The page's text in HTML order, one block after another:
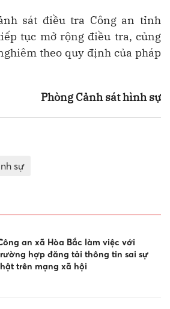
sát điều tra Công an tỉnh
tục mở rộng điều tra, củng
theo quy định của pháp
Phòng Cảnh sát hình sự
sự
an xã Hòa Bắc làm việc với
hợp đăng tải thông tin sai sự
trên mạng xã hội